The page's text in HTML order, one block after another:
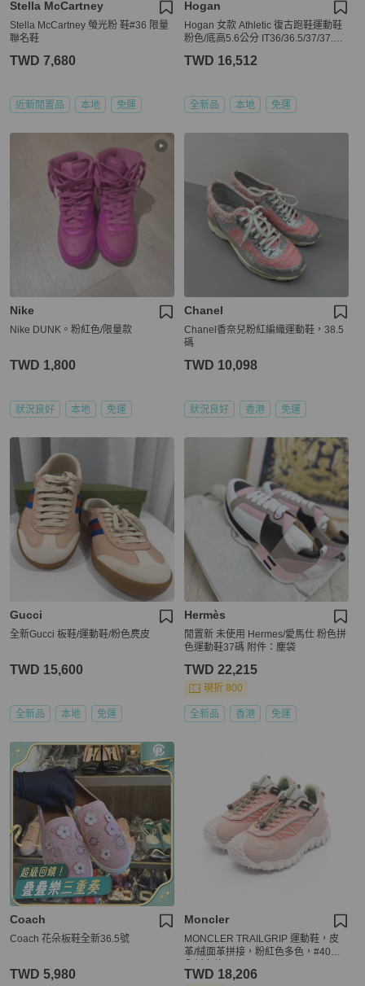
Stella McCartney
Stella McCartney 螢光粉 鞋#36 限量
聯名鞋
TWD 7,680
近新閒置品 本地 免運
Hogan
Hogan 女款 Athletic 復古跑鞋運動鞋
粉色/底高5.6公分 IT36/36.5/37/37.5/3
TWD 16,512
全新品 本地 免運
Nike
Nike DUNK。粉紅色/限量款
TWD 1,800
狀況良好 本地 免運
Chanel
Chanel香奈兒粉紅編織運動鞋，38.5
碼
TWD 10,098
狀況良好 香港 免運
Gucci
全新Gucci 板鞋/運動鞋/粉色麂皮
TWD 15,600
全新品 本地 免運
Hermès
閒置新 未使用 Hermes/愛馬仕 粉色拼
色運動鞋37碼 附件：塵袋
TWD 22,215
現折 800
全新品 香港 免運
Coach
Coach 花朵板鞋全新36.5號
TWD 5,980
Moncler
MONCLER TRAILGRIP 運動鞋，皮
革/絨面革拼接，粉紅色多色，#40，
TWD 18,206